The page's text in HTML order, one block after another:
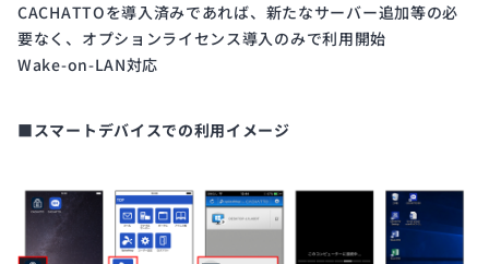
CACHATTOを導入済みであれば、新たなサーバー追加等の必
要なく、オプションライセンス導入のみで利用開始
Wake-on-LAN対応
■スマートデバイスでの利用イメージ